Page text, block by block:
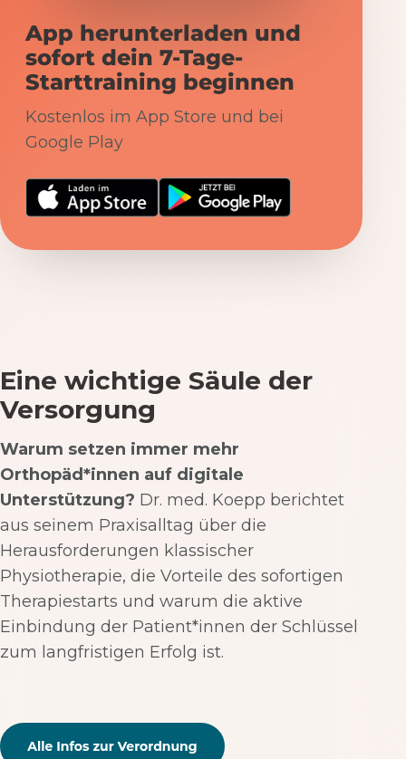
App herunterladen und
sofort dein 7-Tage-
Starttraining beginnen
Kostenlos im App Store und bei
Google Play
Eine wichtige Säule der
Versorgung
Warum setzen immer mehr
Orthopäd*innen auf digitale
Unterstützung? Dr. med. Koepp berichtet
aus seinem Praxisalltag über die
Herausforderungen klassischer
Physiotherapie, die Vorteile des sofortigen
Therapiestarts und warum die aktive
Einbindung der Patient*innen der Schlüssel
zum langfristigen Erfolg ist.